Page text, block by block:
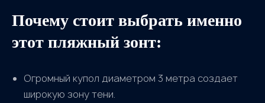
Почему стоит выбрать именно
этот пляжный зонт:
Огромный купол диаметром 3 метра создает
широкую зону тени.